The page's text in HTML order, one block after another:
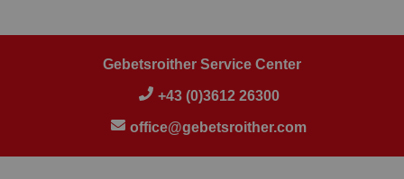
Gebetsroither Service Center
+43 (0)3612 26300
office@gebetsroither.com